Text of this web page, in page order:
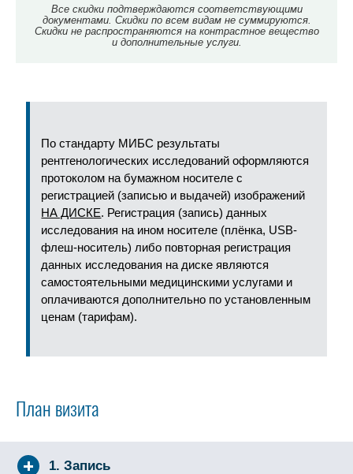
Все скидки подтверждаются соответствующими
документами. Скидки по всем видам не суммируются.
Скидки не распространяются на контрастное вещество
и дополнительные услуги.
По стандарту МИБС результаты
рентгенологических исследований оформляются
протоколом на бумажном носителе с
регистрацией (записью и выдачей) изображений
НА ДИСКЕ. Регистрация (запись) данных
исследования на ином носителе (плёнка, USB-
флеш-носитель) либо повторная регистрация
данных исследования на диске являются
самостоятельными медицинскими услугами и
оплачиваются дополнительно по установленным
ценам (тарифам).
План визита
1. Запись